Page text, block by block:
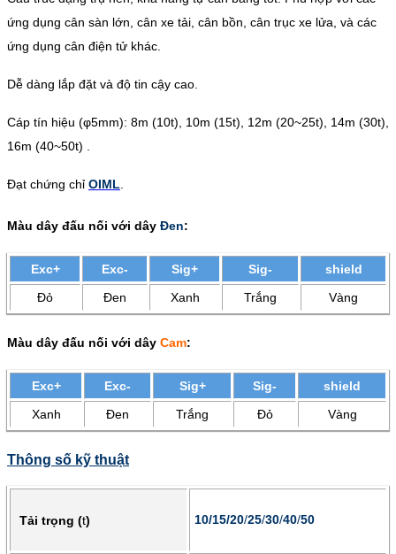
ứng dụng cân sàn lớn, cân xe tải, cân bồn, cân trục xe lửa, và các
ứng dụng cân điện tử khác.
Dễ dàng lắp đặt và độ tin cậy cao.
Cáp tín hiệu (φ5mm): 8m (10t), 10m (15t), 12m (20~25t), 14m (30t),
16m (40~50t) .
Đạt chứng chỉ OIML.
Màu dây đấu nối với dây Đen:
Exc+ Exc- Sig+ Sig-
shield
Đỏ
Đen Xanh Trắng Vàng
Màu dây đấu nối với dây Cam:
Exc+ Exc- Sig+ Sig-
shield
Xanh
Đen Trắng Đỏ Vàng
Thông số kỹ thuật
Tải trọng (t) 10/15/20/25/30/40/50